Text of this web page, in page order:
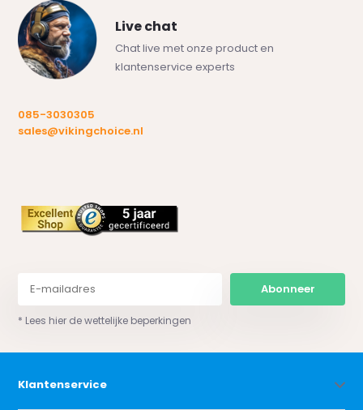
Live chat
Chat live met onze product en
klantenservice experts
085-3030305
sales@vikingchoice.nl
Abonneer
* Lees hier de wettelijke beperkingen
Klantenservice